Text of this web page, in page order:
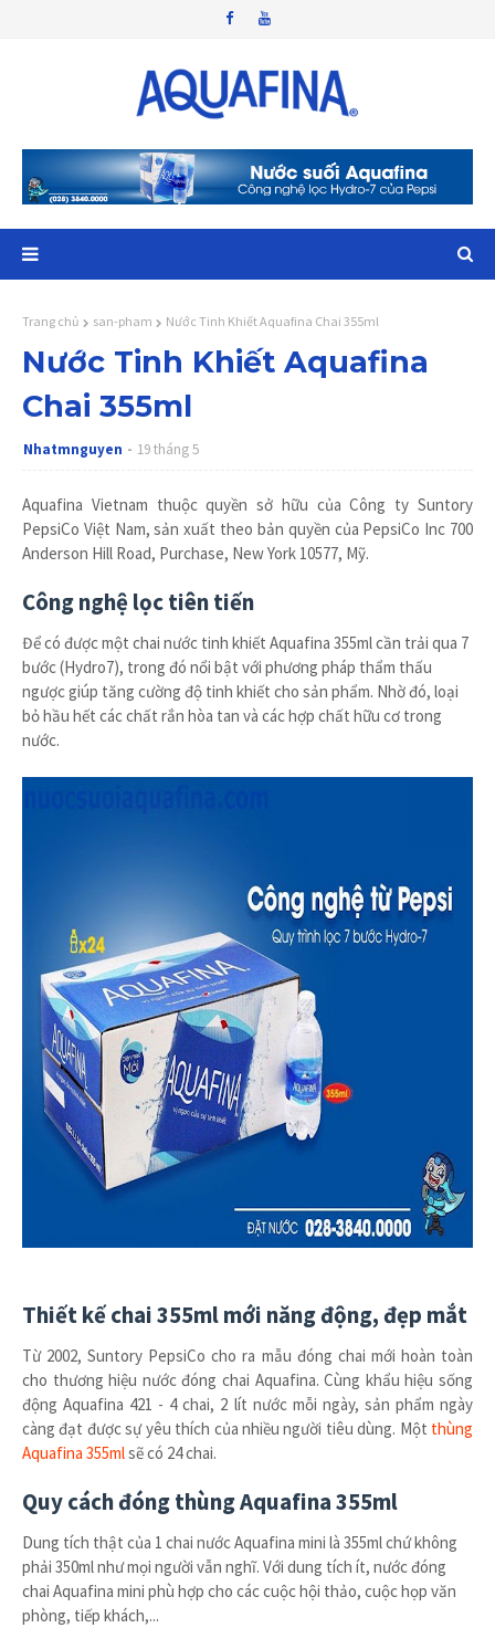
Trang chủ san-pham Nước Tinh Khiết Aquafina Chai 355ml
Nước Tinh Khiết Aquafina
Chai 355ml
Nhatmnguyen 19 tháng 5
Aquafina Vietnam thuộc quyền sở hữu của Công ty Suntory
PepsiCo Việt Nam, sản xuất theo bản quyền của PepsiCo Inc 700
Anderson Hill Road, Purchase, New York 10577, Mỹ.
Công nghệ lọc tiên tiến
Để có được một chai nước tinh khiết Aquafina 355ml cần trải qua 7
bước (Hydro7), trong đó nổi bật với phương pháp thẩm thấu
ngược giúp tăng cường độ tinh khiết cho sản phẩm. Nhờ đó, loại
bỏ hầu hết các chất rắn hòa tan và các hợp chất hữu cơ trong
nước.
Thiết kế chai 355ml mới năng động, đẹp mắt
Từ 2002, Suntory PepsiCo cho ra mẫu đóng chai mới hoàn toàn
cho thương hiệu nước đóng chai Aquafina. Cùng khẩu hiệu sống
động Aquafina 421 - 4 chai, 2 lít nước mỗi ngày, sản phẩm ngày
càng đạt được sự yêu thích của nhiều người tiêu dùng. Một thùng
Aquafina 355mlsẽ có 24 chai.
Quy cách đóng thùng Aquafina 355ml
Dung tích thật của 1 chai nước Aquafina mini là 355ml chứ không
phải 350ml như mọi người vẫn nghĩ. Với dung tích ít, nước đóng
chai Aquafina mini phù hợp cho các cuộc hội thảo, cuộc họp văn
phòng, tiếp khách,...